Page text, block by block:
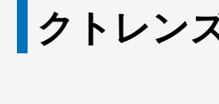
クトレン